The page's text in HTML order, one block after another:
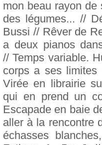
mon beau rayon de
des légumes... //
Bussi // Rêver de
a deux pianos
// Temps variable.
corps a ses
Virée en librairie
qui en prend un
Escapade en baie
aller à la rencontre
échasses